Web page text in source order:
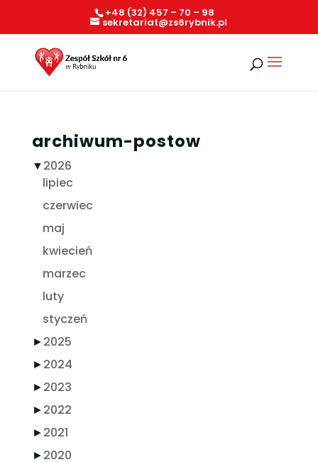
+48 (32) 457 – 70 – 98
sekretariat@zs6rybnik.pl
archiwum-postow
▼2026
lipiec
czerwiec
maj
kwiecień
marzec
luty
styczeń
►2025
►2024
►2023
►2022
►2021
►2020